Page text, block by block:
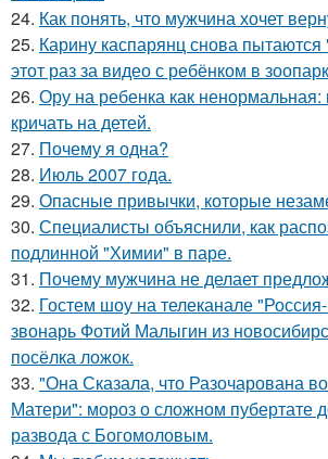
24. Как понять, что мужчина хочет
25. Карину каспарянц снова
этот раз за видео с ребёнком в
26. Ору на ребенка как ненормальная:
кричать на детей.
27. Почему я одна?
28. Июль 2007 года.
29. Опасные привычки, которые
30. Специалисты объяснили, как
подлинной "Химии" в паре.
31. Почему мужчина не делает
32. Гостем шоу на телеканале
звонарь Фотий Малыгин из
посёлка ложок.
33. "Она Сказала, что Разочарована
Матери": мороз о сложном пубертате
развода с Богомоловым.